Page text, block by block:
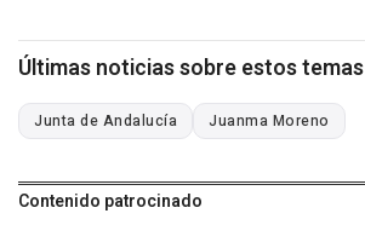
Últimas noticias sobre estos temas
Junta de Andalucía Juanma Moreno
Contenido patrocinado